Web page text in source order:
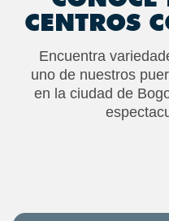
CENTROS
Encuentra
uno de nuestros
en la ciudad de